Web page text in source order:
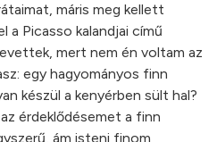
máris meg kellett
a Picasso kalandjai című
mert nem én voltam az
egy hagyományos finn
készül a kenyérben sült hal?
érdeklődésemet a finn
ám isteni finom